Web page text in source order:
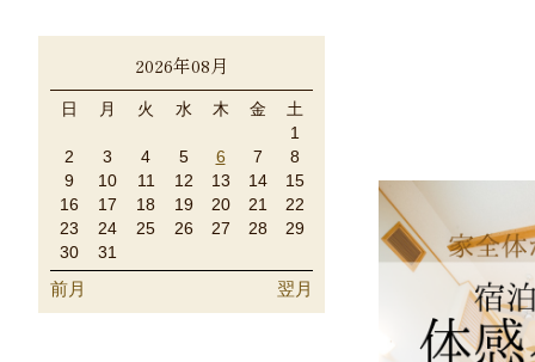
2026年08月
日 月 火 水 木 金
土
1
2
3 4 5 6 7
8
9
10 11 12 13 14
15
16
17 18 19 20 21
22
23
24 25 26 27 28
29
30
31
前月 翌月